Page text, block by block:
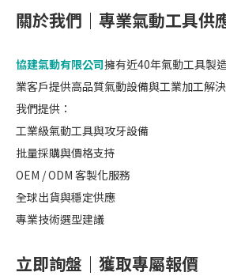
關於我們｜專業氣動工具供
協建氣動有限公司擁有近40年氣動工具製
業客戶提供高品質氣動設備與工業加工解決
我們提供：
工業級氣動工具與攻牙設備
批量採購與價格支持
OEM / ODM 客製化服務
全球出貨與穩定供應
專業技術選型建議
立即詢盤｜獲取專屬報價